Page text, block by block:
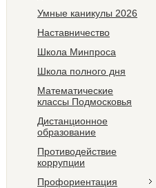
Умные каникулы 2026
Наставничество
Школа Минпроса
Школа полного дня
Математические
классы Подмосковья
Дистанционное
образование
Противодействие
коррупции
Профориентация